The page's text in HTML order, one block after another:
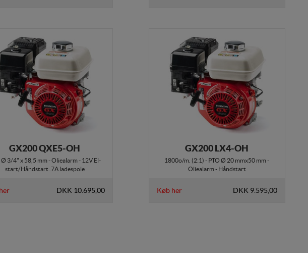
GX200 QXE5-OH
Ø 3/4" x 58,5 mm - Oliealarm - 12V El-
start/Håndstart .7A ladespole
DKK 10.695,00
GX200 LX4-OH
1800o/m. (2:1) - PTO Ø 20 mmx50 mm -
Oliealarm - Håndstart
Køb her DKK 9.595,00